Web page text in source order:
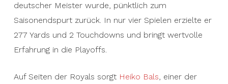
deutscher Meister wurde, pünktlich zum
Saisonendspurt zurück. In nur vier Spielen erzielte er
277 Yards und 2 Touchdowns und bringt wertvolle
Erfahrung in die Playoffs.
Auf Seiten der Royals sorgt Heiko Bals, einer der